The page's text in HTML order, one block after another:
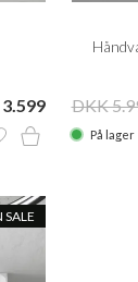
DKK
På lager
SALE